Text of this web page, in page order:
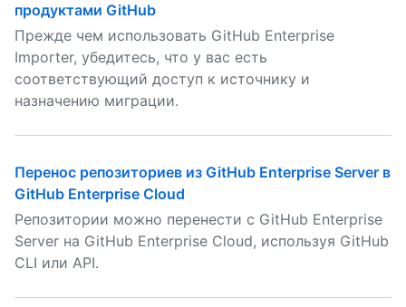
продуктами GitHub
Прежде чем использовать GitHub Enterprise
Importer, убедитесь, что у вас есть
соответствующий доступ к источнику и
назначению миграции.
Перенос репозиториев из GitHub Enterprise Server в
GitHub Enterprise Cloud
Репозитории можно перенести с GitHub Enterprise
Server на GitHub Enterprise Cloud, используя GitHub
CLI или API.